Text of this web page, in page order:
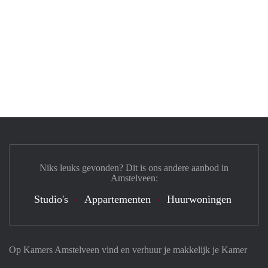
Op Kamers Amstelveen vind en verhuur je makkelijk je Kamer
Niks leuks gevonden? Dit is ons andere aanbod in
Amstelveen:
Studio's Appartementen Huurwoningen